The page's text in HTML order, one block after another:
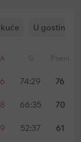
U gostima
A G Poeni
6 74:29 76
8 66:35 70
9 52:37 61